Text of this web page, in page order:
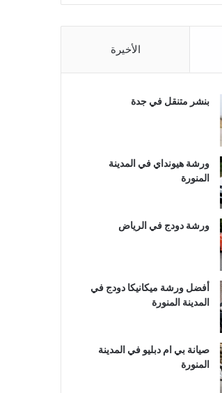
الأخيرة
بنشر متنقل في جدة
ورشة هيونداي في المدينة
المنورة
ورشة دودج في الرياض
أفضل ورشة ميكانيكا دودج في
المدينة المنورة
صيانة بي ام دبليو في المدينة
المنورة